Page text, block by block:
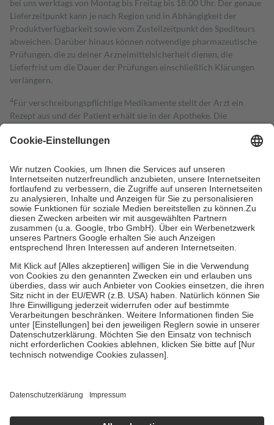
bei uns werktags von Montag bis Freitag bis 18:00 Uhr. Der genaue
Lieferzeitpunkt kann je nach Region und in Abhängigkeit der
Produktverfügbarkeit sowie vom Zustellzeitpunkt des Spediteurs
abweichen. Darüber hinaus können notwendige pharmazeutische
Prüfungen, die zu deiner Arzneimittelsicherheit dienen, die
Lieferfrist um die Dauer der Prüfungen einschließlich Klärungen
verlängern.
4Für verschreibungspflichtige Medikamente stellt der Arzt ein
Rezept aus und der Patient erhält sie in der Apotheke. Die
Kosten dafür, der Versicherte trägt einen Teil davon als Zuzahlung
Grundsätzlich leisten Mitglieder Zuzahlungen in Höhe von zehn
Prozent des Abgabepreises,mindestensjedochfünf Euround
höchstens zehn Euro.Es sind jedoch nie mehr als die tatsächlichen
Kosten der Leistung zu entrichten.
Diese Regeln gelten grundsätzlich auch für Online-Apotheken.
Bei Heilmitteln und häuslicher Krankenpflege beträgt die
Zuzahlung zehn Prozent der Kosten sowie zehn Euro je
Um das Engagement der Versicherten für ihre eigene Gesundheit zu
stärken und die besondere Stellung der Familie zu unterstützen,
fallenkeine Zuzahlungen an bei:
• Kindern und Jugendlichen bis zum vollendeten 18. Lebensjahr
mit Ausnahme der Fahrkosten
• Untersuchungen zur Vorsorge und Früherkennung, die von der
GKV getragen werden
• empfohlenen Schutzimpfungen
Wir nutzen Trusted Shops als unabhängigen Dienstleister für die
getroffen, um sicherzustellen, dass es sich um echte Bewertungen